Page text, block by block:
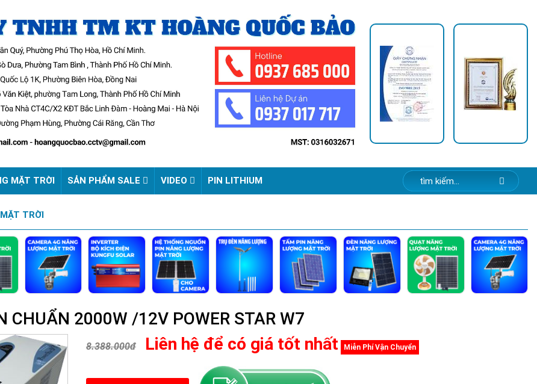
MẶT TRỜI SẢN PHẨM SALE VIDEO PIN LITHIUM
TRỜI
CHUẨN 2000W /12V POWER STAR W7
8.388.000đ Liên hệ để có giá tốt nhất Miễn Phí Vận Chuyển